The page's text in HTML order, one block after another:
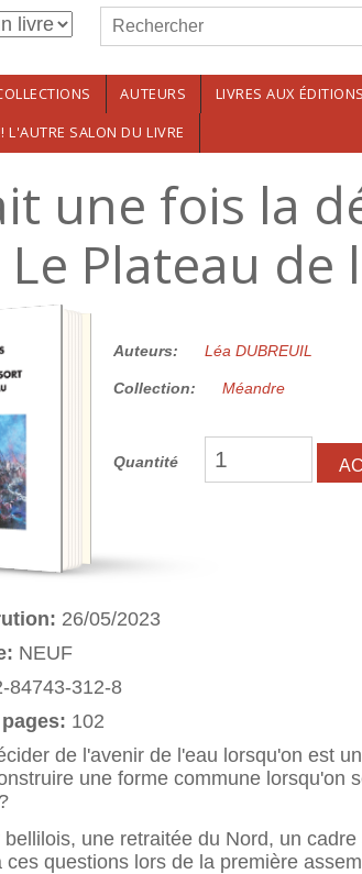
de
Rechercher
AUTEURS LIVRES AUX
L'AUTRE SALON DU LIVRE
une fois la
Plateau de
Auteurs: Léa DUBREUIL
Collection: Méandre
Quantité
26/05/2023
NEUF
84743-312-8
102
de l'avenir de l'eau lorsqu'on est
une forme commune lorsqu'on
bellilois, une retraitée du Nord, un
ces questions lors de la première